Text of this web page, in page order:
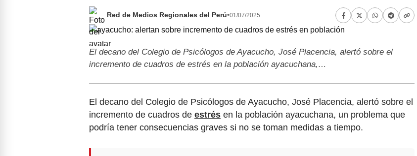
Red de Medios Regionales del Perú•01/07/2025
El decano del Colegio de Psicólogos de Ayacucho, José Placencia, alertó sobre el
incremento de cuadros de estrés en la población ayacuchana,…
El decano del Colegio de Psicólogos de Ayacucho, José Placencia, alertó sobre el
incremento de cuadros de estrés en la población ayacuchana, un problema que
podría tener consecuencias graves si no se toman medidas a tiempo.